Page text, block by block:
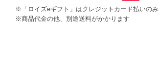
※「ロイズeギフト」はクレジットカード払いのみ
※商品代金の他、別途送料がかかります